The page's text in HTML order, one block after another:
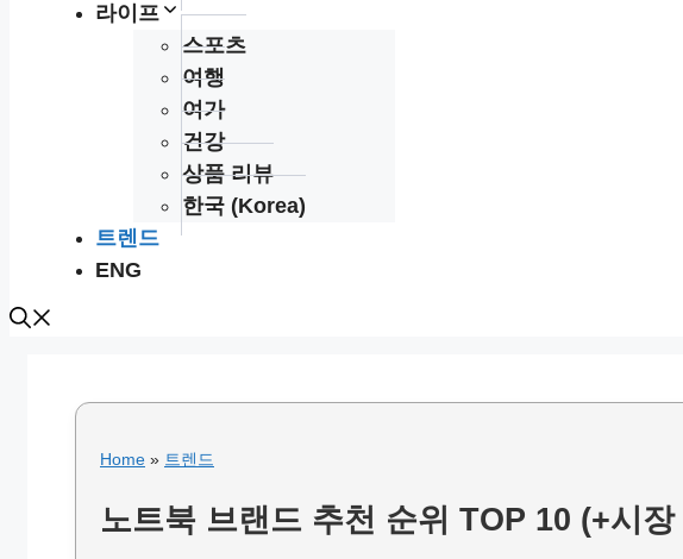
라이프
스포츠
여행
여가
건강
상품 리뷰
한국 (Korea)
트렌드
ENG
Home » 트렌드
노트북 브랜드 추천 순위 TOP 10 (+시장